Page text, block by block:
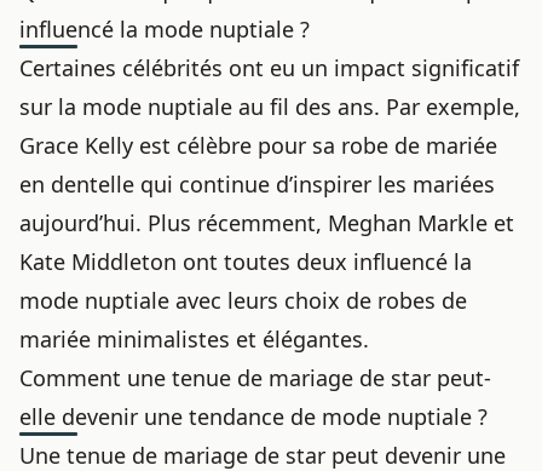
influencé la mode nuptiale ?
Certaines célébrités ont eu un impact significatif
sur la mode nuptiale au fil des ans. Par exemple,
Grace Kelly est célèbre pour sa robe de mariée
en dentelle qui continue d’inspirer les mariées
aujourd’hui. Plus récemment, Meghan Markle et
Kate Middleton ont toutes deux influencé la
mode nuptiale avec leurs choix de robes de
mariée minimalistes et élégantes.
Comment une tenue de mariage de star peut-
elle devenir une tendance de mode nuptiale ?
Une tenue de mariage de star peut devenir une